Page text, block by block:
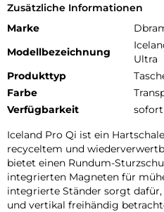
Zusätzliche Informationen
Marke
Modellbezeichnung
Ultra
Produkttyp
Farbe
Verfügbarkeit
Iceland Pro Qi ist ein
recyceltem und
bietet einen Rundum-
integrierten Magneten für
integrierte Ständer sorgt dafür,
und vertikal freihändig